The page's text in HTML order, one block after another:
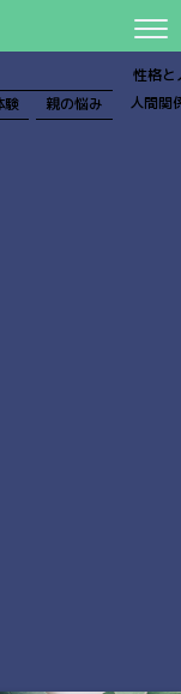
験 親の悩み
性格と
人間関